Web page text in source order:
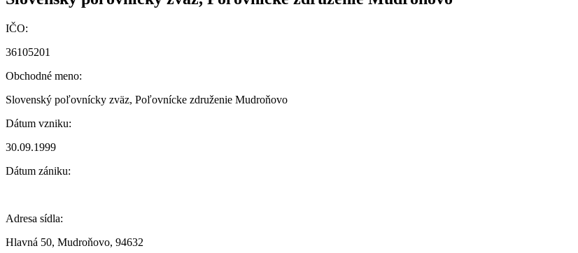
IČO:
36105201
Obchodné meno:
Slovenský poľovnícky zväz, Poľovnícke združenie Mudroňovo
Dátum vzniku:
30.09.1999
Dátum zániku:
Adresa sídla:
Hlavná 50, Mudroňovo, 94632